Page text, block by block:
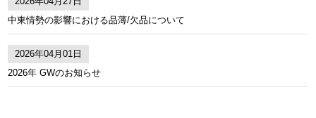
中東情勢の影響における品薄/欠品について
2026年04月01日
2026年 GWのお知らせ